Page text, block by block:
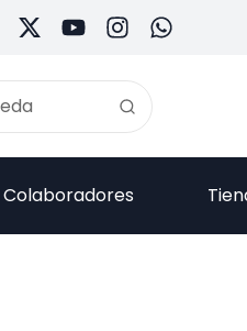
Colaboradores